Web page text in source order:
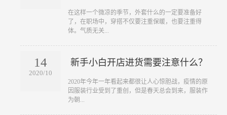
​在这样一个微凉的季节，外套什么的一定要准备好
了，在职场中，穿搭不仅要注重保暖，也要注重得
体。气质无关...
14
2020/10
新手小白开店进货需要注意什么？
​2020年今年一年看起来都很让人心惊胆战，疫情的原
因服装行业受到了重创，但是春天总会到来，服装作
为朝...